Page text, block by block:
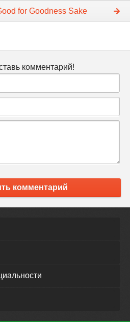
for Goodness Sake
комментарий!
комментарий